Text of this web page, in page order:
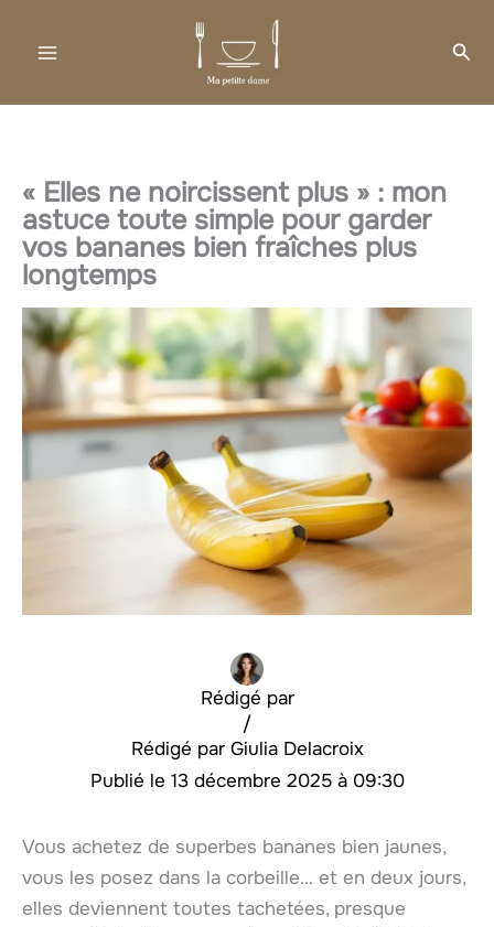
« Elles ne noircissent plus » : mon
astuce toute simple pour garder
vos bananes bien fraîches plus
longtemps
Rédigé par
Giulia Delacroix
/
13 décembre 2025 à 09:30
Vous achetez de superbes bananes bien jaunes,
vous les posez dans la corbeille… et en deux jours,
elles deviennent toutes tachetées, presque